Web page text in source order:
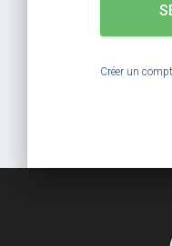
Créer un